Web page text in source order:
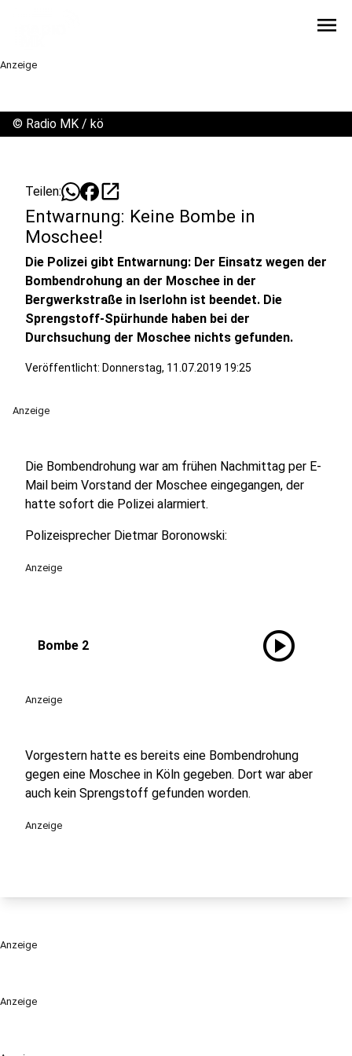
menu
Anzeige
Anzeige
© Radio MK / kö
Teilen: open_in_new
Entwarnung: Keine Bombe in
Moschee!
Die Polizei gibt Entwarnung: Der Einsatz wegen der
Bombendrohung an der Moschee in der
Bergwerkstraße in Iserlohn ist beendet. Die
Sprengstoff-Spürhunde haben bei der
Durchsuchung der Moschee nichts gefunden.
Veröffentlicht: Donnerstag, 11.07.2019 19:25
Anzeige
Die Bombendrohung war am frühen Nachmittag per E-
Mail beim Vorstand der Moschee eingegangen, der
hatte sofort die Polizei alarmiert.
Polizeisprecher Dietmar Boronowski:
Anzeige
Bombe 2 play_circle
Anzeige
Vorgestern hatte es bereits eine Bombendrohung
gegen eine Moschee in Köln gegeben. Dort war aber
auch kein Sprengstoff gefunden worden.
Anzeige
Anzeige